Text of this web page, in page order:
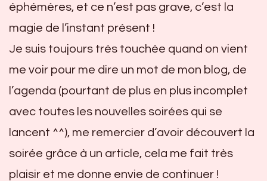
éphémères, et ce n’est pas grave, c’est la
magie de l’instant présent !
Je suis toujours très touchée quand on vient
me voir pour me dire un mot de mon blog, de
l’agenda (pourtant de plus en plus incomplet
avec toutes les nouvelles soirées qui se
lancent ^^), me remercier d’avoir découvert la
soirée grâce à un article, cela me fait très
plaisir et me donne envie de continuer !